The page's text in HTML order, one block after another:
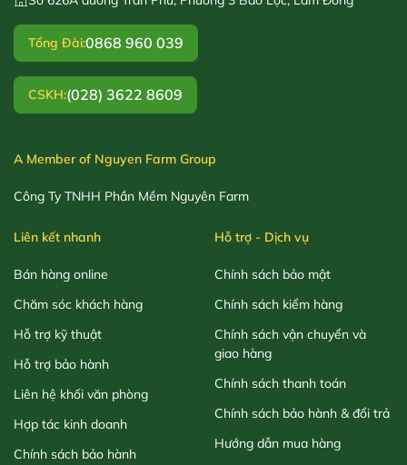
Tổng Đài:0868 960 039
CSKH:(028) 3622 8609
A Member of Nguyen Farm Group
Công Ty TNHH Phần Mềm Nguyên Farm
Liên kết nhanh
Bán hàng online
Chăm sóc khách hàng
Hỗ trợ kỹ thuật
Hỗ trợ bảo hành
Liên hệ khối văn phòng
Hợp tác kinh doanh
Chính sách bảo hành
Hỗ trợ - Dịch vụ
Chính sách bảo mật
Chính sách kiểm hàng
Chính sách vận chuyển và
giao hàng
Chính sách thanh toán
Chính sách bảo hành & đổi trả
Hướng dẫn mua hàng